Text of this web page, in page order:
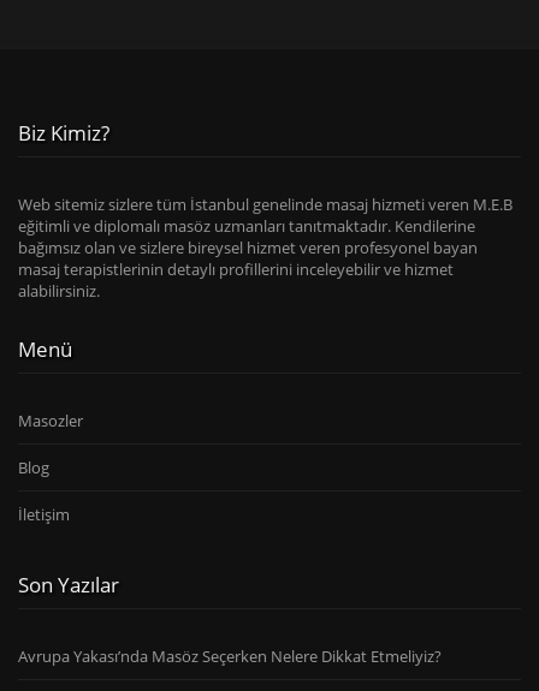
Biz Kimiz?
Web sitemiz sizlere tüm İstanbul genelinde masaj hizmeti veren M.E.B
eğitimli ve diplomalı masöz uzmanları tanıtmaktadır. Kendilerine
bağımsız olan ve sizlere bireysel hizmet veren profesyonel bayan
masaj terapistlerinin detaylı profillerini inceleyebilir ve hizmet
alabilirsiniz.
Menü
Masozler
Blog
İletişim
Son Yazılar
Avrupa Yakası’nda Masöz Seçerken Nelere Dikkat Etmeliyiz?